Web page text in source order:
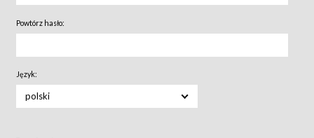
Powtórz hasło:
Język:
polski